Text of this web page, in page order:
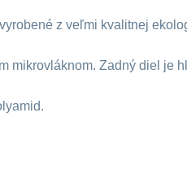
z veľmi kvalitnej
mikrovláknom. Zadný diel je